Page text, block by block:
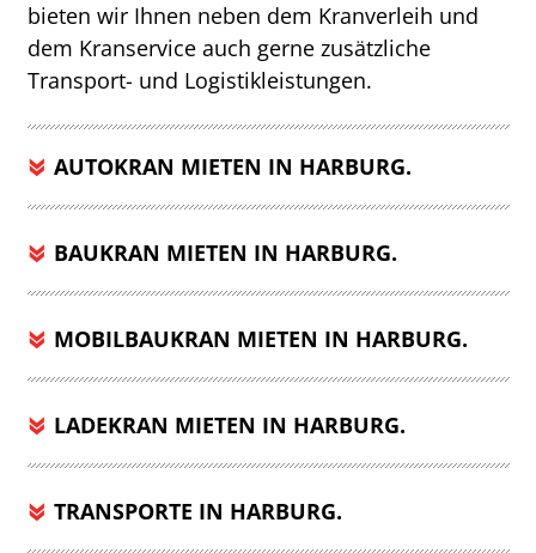
bieten wir Ihnen neben dem Kranverleih und
dem Kranservice auch gerne zusätzliche
Transport- und Logistikleistungen.
AUTOKRAN MIETEN IN HARBURG.
BAUKRAN MIETEN IN HARBURG.
MOBILBAUKRAN MIETEN IN HARBURG.
LADEKRAN MIETEN IN HARBURG.
TRANSPORTE IN HARBURG.